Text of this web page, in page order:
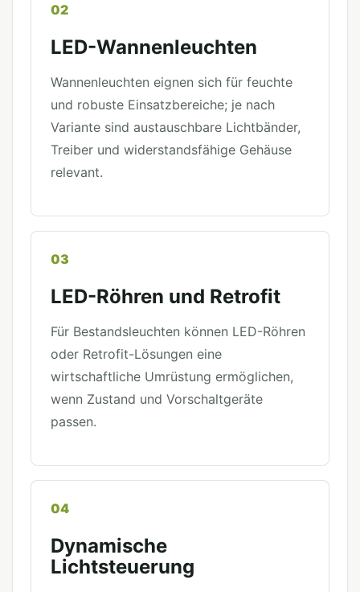
02
LED-Wannenleuchten
Wannenleuchten eignen sich für feuchte
und robuste Einsatzbereiche; je nach
Variante sind austauschbare Lichtbänder,
Treiber und widerstandsfähige Gehäuse
relevant.
03
LED-Röhren und Retrofit
Für Bestandsleuchten können LED-Röhren
oder Retrofit-Lösungen eine
wirtschaftliche Umrüstung ermöglichen,
wenn Zustand und Vorschaltgeräte
passen.
04
Dynamische
Lichtsteuerung